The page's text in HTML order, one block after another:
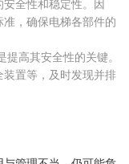
安全性和稳定性。因
，确保电梯各部件的
提高其安全性的关键。
置等，及时发现并排